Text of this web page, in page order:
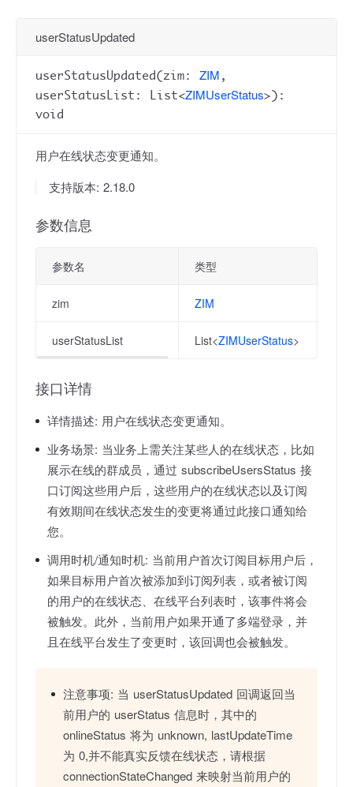
userStatusUpdated
userStatusUpdated(zim: ZIM ,
userStatusList: List<ZIMUserStatus>):
void
用户在线状态变更通知。
支持版本: 2.18.0
参数信息
参数名 类型
zim ZIM
userStatusList List<ZIMUserStatus>
接口详情
详情描述: 用户在线状态变更通知。
业务场景: 当业务上需关注某些人的在线状态，比如
展示在线的群成员，通过 subscribeUsersStatus 接
口订阅这些用户后，这些用户的在线状态以及订阅
有效期间在线状态发生的变更将通过此接口通知给
您。
调用时机/通知时机: 当前用户首次订阅目标用户后，
如果目标用户首次被添加到订阅列表，或者被订阅
的用户的在线状态、在线平台列表时，该事件将会
被触发。此外，当前用户如果开通了多端登录，并
且在线平台发生了变更时，该回调也会被触发。
注意事项: 当 userStatusUpdated 回调返回当
前用户的 userStatus 信息时，其中的
onlineStatus 将为 unknown, lastUpdateTime
为 0,并不能真实反馈在线状态，请根据
connectionStateChanged 来映射当前用户的